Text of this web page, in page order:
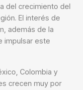
del crecimiento del
El interés de
además de la
impulsar este
Colombia y
crecen muy por